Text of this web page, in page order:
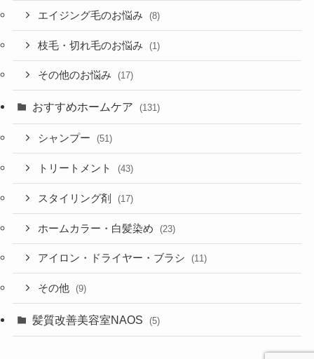
エイジング毛のお悩み (8)
枝毛・切れ毛のお悩み (1)
その他のお悩み (17)
おすすめホームケア (131)
シャンプー (51)
トリートメント (43)
スタイリング剤 (17)
ホームカラー・白髪染め (23)
アイロン・ドライヤー・ブラシ (11)
その他 (9)
髪質改善美容室NAOS (5)